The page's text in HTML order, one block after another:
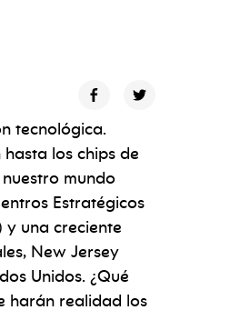
tecnológica.
los chips de
mundo
Estratégicos
y una creciente
New Jersey
Unidos. ¿Qué
harán realidad los